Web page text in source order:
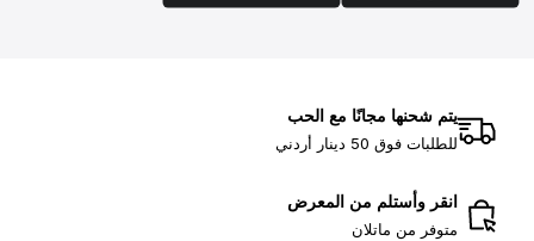
يتم شحنها مجانًا مع الحب
للطلبات فوق 50 دينار أردني
انقر وأستلم من المعرض
متوفر من ماتلان